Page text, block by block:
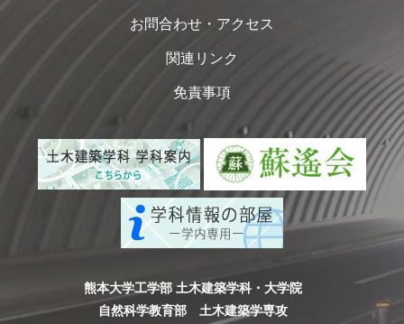
お問合わせ・アクセス
関連リンク
免責事項
熊本大学工学部 土木建築学科・大学院
自然科学教育部 土木建築学専攻